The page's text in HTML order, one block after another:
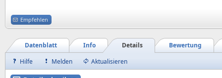
Empfehlen
Bewertung
Details
Info
Datenblatt
Hilfe
Melden Aktualisieren